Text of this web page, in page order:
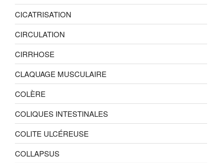
CICATRISATION
CIRCULATION
CIRRHOSE
CLAQUAGE MUSCULAIRE
COLÈRE
COLIQUES INTESTINALES
COLITE ULCÉREUSE
COLLAPSUS